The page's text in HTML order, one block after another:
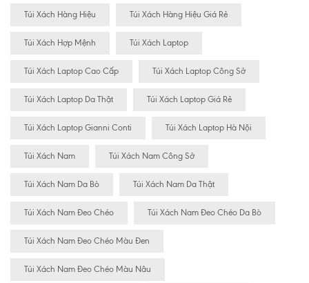
Túi Xách Hàng Hiệu Túi Xách Hàng Hiệu Giá Rẻ
Túi Xách Hợp Mệnh Túi Xách Laptop
Túi Xách Laptop Cao Cấp Túi Xách Laptop Công Sở
Túi Xách Laptop Da Thật Túi Xách Laptop Giá Rẻ
Túi Xách Laptop Gianni Conti Túi Xách Laptop Hà Nội
Túi Xách Nam Túi Xách Nam Công Sở
Túi Xách Nam Da Bò Túi Xách Nam Da Thật
Túi Xách Nam Đeo Chéo Túi Xách Nam Đeo Chéo Da Bò
Túi Xách Nam Đeo Chéo Màu Đen
Túi Xách Nam Đeo Chéo Màu Nâu